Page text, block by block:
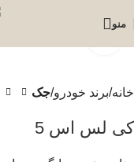
منو
برای بزرگنمایی
خانه برند خودرو جک
کی لس اس 5